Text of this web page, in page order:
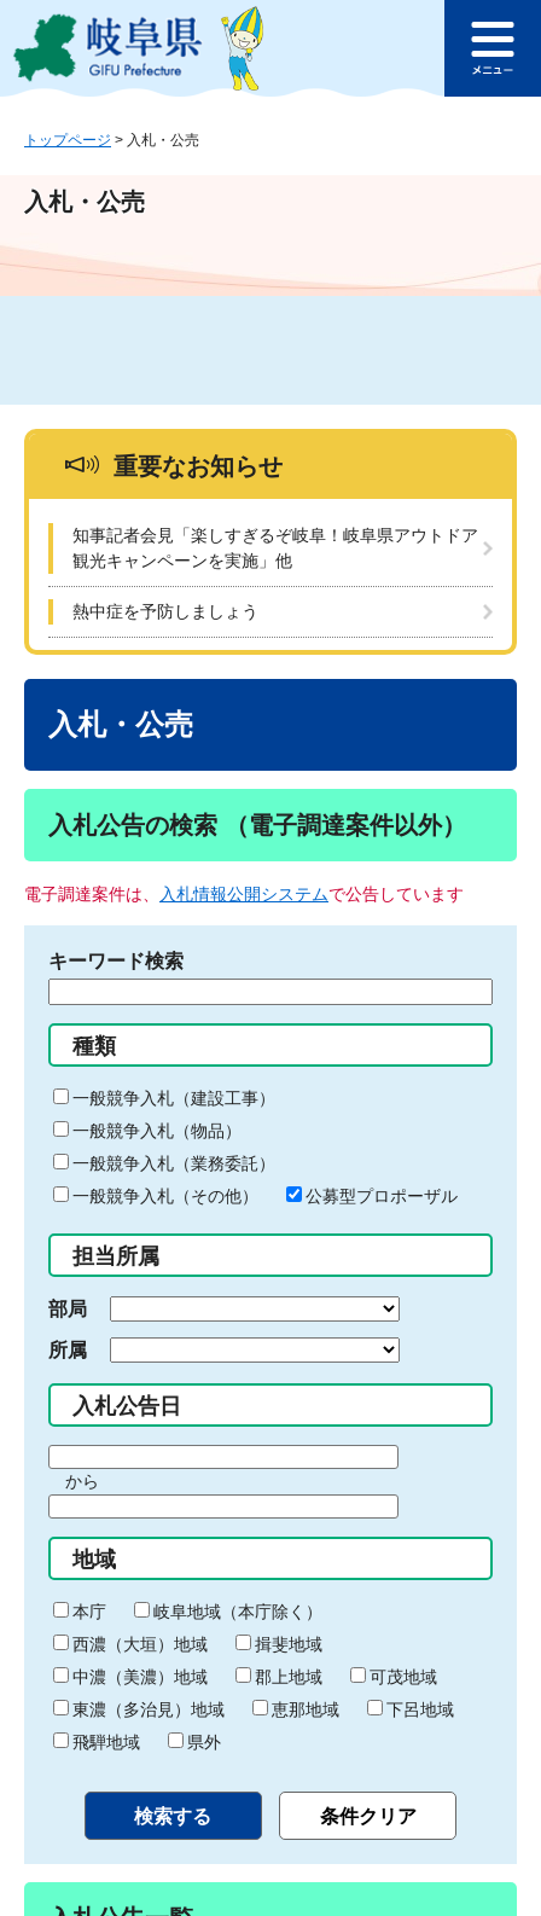
ジ
ュ
文
このページの本文へ
ュ
トップページ > 入札・公売
入札・公売
重要なお知らせ
知事記者会見「楽しすぎるぞ岐阜！岐阜県アウトドア
観光キャンペーンを実施」他
熱中症を予防しましょう
入札・公売
入札公告の検索 （電子調達案件以外）
電子調達案件は、 入札情報公開システムで公告しています
キーワード検索
る
キ
ー
ワ
ー
ド
入
力
種類
一般競争入札（建設工事）
一般競争入札（物品）
一般競争入札（業務委託）
一般競争入札（その他）
公募型プロポーザル
担当所属
部局
所属
入札公告日
間
始
り
から
間
終
わ
り
地域
本庁
岐阜地域（本庁除く）
西濃（大垣）地域
揖斐地域
中濃（美濃）地域
郡上地域
可茂地域
東濃（多治見）地域
恵那地域
下呂地域
飛騨地域
県外